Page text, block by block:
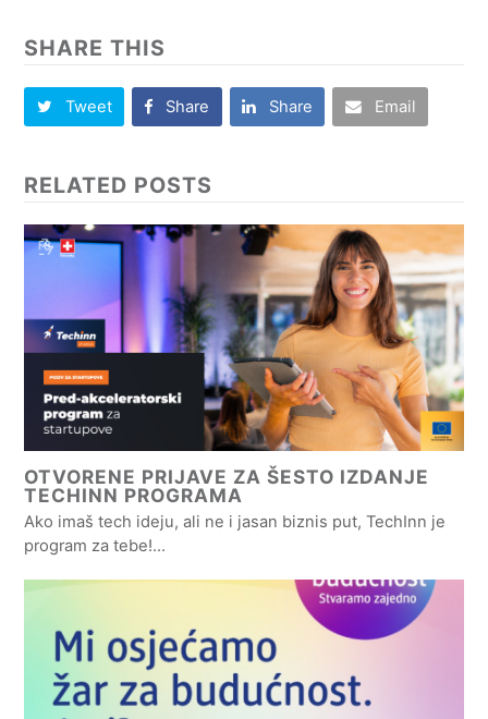
SHARE THIS
Tweet Share Share Email
RELATED POSTS
OTVORENE PRIJAVE ZA ŠESTO IZDANJE
TECHINN PROGRAMA
Ako imaš tech ideju, ali ne i jasan biznis put, TechInn je
program za tebe!…